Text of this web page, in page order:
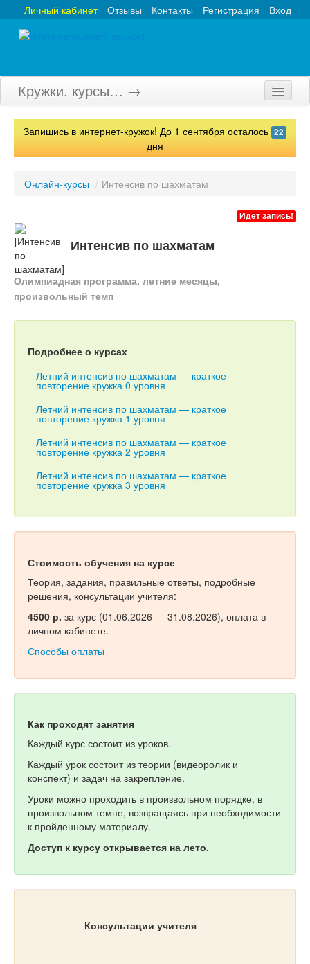
Вход
Регистрация
Контакты
Отзывы
Личный кабинет
Кружки, курсы… →
Главная
Турниры
Конкурсы
Вебинары
Учитель
Запишись в интернет-кружок! До 1 сентября осталось 22
дня
Онлайн-курсы / Интенсив по шахматам
Идёт запись!
Интенсив по шахматам
Олимпиадная программа, летние месяцы,
произвольный темп
Подробнее о курсах
Летний интенсив по шахматам — краткое
повторение кружка 0 уровня
Летний интенсив по шахматам — краткое
повторение кружка 1 уровня
Летний интенсив по шахматам — краткое
повторение кружка 2 уровня
Летний интенсив по шахматам — краткое
повторение кружка 3 уровня
Стоимость обучения на курсе
Теория, задания, правильные ответы, подробные
решения, консультации учителя:
4500 р. за курс (01.06.2026 — 31.08.2026), оплата в
личном кабинете.
Способы оплаты
Как проходят занятия
Каждый курс состоит из уроков.
Каждый урок состоит из теории (видеоролик и
конспект) и задач на закрепление.
Уроки можно проходить в произвольном порядке, в
произвольном темпе, возвращаясь при необходимости
к пройденному материалу.
Доступ к курсу открывается на лето.
Консультации учителя